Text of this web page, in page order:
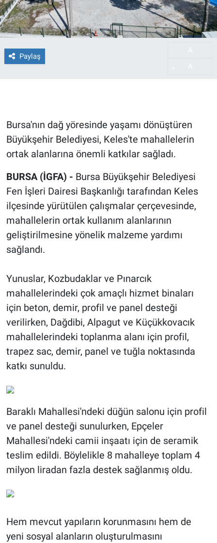
Paylaş
Bursa'nın dağ yöresinde yaşamı dönüştüren
Büyükşehir Belediyesi, Keles'te mahallelerin
ortak alanlarına önemli katkılar sağladı.
BURSA (İGFA) - Bursa Büyükşehir Belediyesi
Fen İşleri Dairesi Başkanlığı tarafından Keles
ilçesinde yürütülen çalışmalar çerçevesinde,
mahallelerin ortak kullanım alanlarının
geliştirilmesine yönelik malzeme yardımı
sağlandı.
Yunuslar, Kozbudaklar ve Pınarcık
mahallelerindeki çok amaçlı hizmet binaları
için beton, demir, profil ve panel desteği
verilirken, Dağdibi, Alpagut ve Küçükkovacık
mahallelerindeki toplanma alanı için profil,
trapez sac, demir, panel ve tuğla noktasında
katkı sunuldu.
Baraklı Mahallesi'ndeki düğün salonu için profil
ve panel desteği sunulurken, Epçeler
Mahallesi'ndeki camii inşaatı için de seramik
teslim edildi. Böylelikle 8 mahalleye toplam 4
milyon liradan fazla destek sağlanmış oldu.
Hem mevcut yapıların korunmasını hem de
yeni sosyal alanların oluşturulmasını